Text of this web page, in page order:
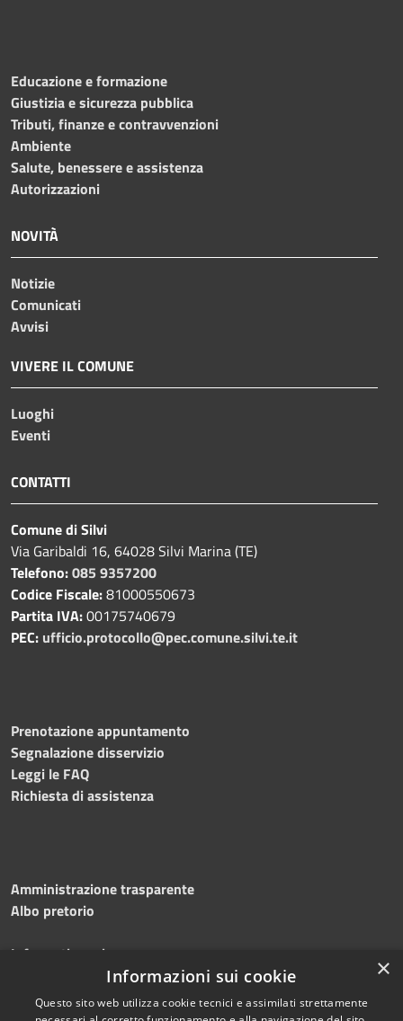
Educazione e formazione
Giustizia e sicurezza pubblica
Tributi, finanze e contravvenzioni
Ambiente
Salute, benessere e assistenza
Autorizzazioni
NOVITÀ
Notizie
Comunicati
Avvisi
VIVERE IL COMUNE
Luoghi
Eventi
CONTATTI
Comune di Silvi
Via Garibaldi 16, 64028 Silvi Marina (TE)
Telefono:085 9357200
Codice Fiscale:81000550673
Partita IVA:00175740679
PEC: ufficio.protocollo@pec.comune.silvi.te.it
Prenotazione appuntamento
Segnalazione disservizio
Leggi le FAQ
Richiesta di assistenza
Amministrazione trasparente
Albo pretorio
Informativa privacy
Dichiarazione di accessibilità
×
Informazioni sui cookie
Questo sito web utilizza cookie tecnici e assimilati strettamente